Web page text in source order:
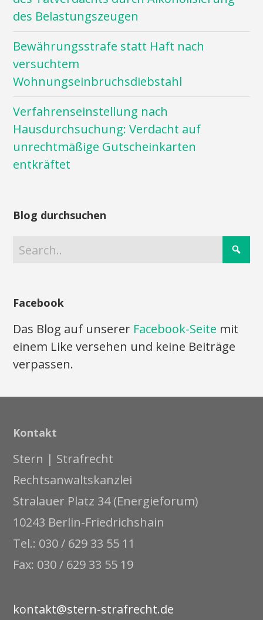
des Belastungszeugen
Bewährungsstrafe statt Haft nach
versuchtem
Wohnungseinbruchsdiebstahl
Verfahrenseinstellung nach
Hausdurchsuchung: Verdacht auf
unrechtmäßige Gutscheinkarten
entkräftet
Blog durchsuchen
Facebook
Das Blog auf unserer Facebook-Seite mit
einem Like versehen und keine Beiträge
verpassen.
Kontakt
Stern | Strafrecht
Rechtsanwaltskanzlei
Stralauer Platz 34 (Energieforum)
10243 Berlin-Friedrichshain
Tel.: 030 / 629 33 55 11
Fax: 030 / 629 33 55 19
kontakt@stern-strafrecht.de